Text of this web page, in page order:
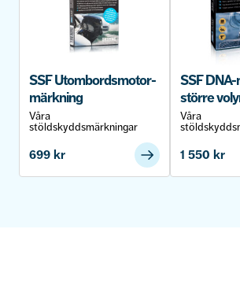
SSF Utombordsmotor-
märkning
Våra
stöldskyddsmärkningar
699 kr
SSF
större
Våra
1 550 kr